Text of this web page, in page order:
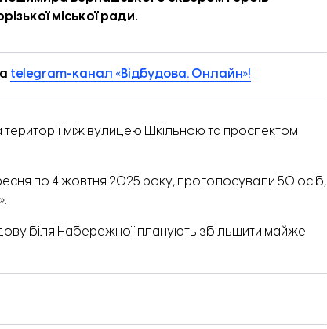
міської ради.
telegram-канал «Відбудова. Онлайн»!
між вулицею Шкільною та проспектом
по 4 жовтня 2025 року, проголосували 50 осіб,
біля Набережної планують збільшити майже